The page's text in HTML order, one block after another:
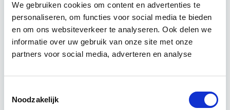
We gebruiken cookies om content en advertenties te
personaliseren, om functies voor social media te bieden
en om ons websiteverkeer te analyseren. Ook delen we
informatie over uw gebruik van onze site met onze
partners voor social media, adverteren en analyse
Noodzakelijk
worden… Lees verder
Utrecht & Online
6 uur per week